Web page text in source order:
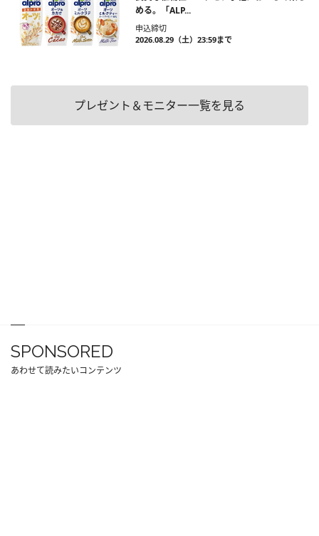
める。「ALP...
申込締切
2026.08.29（土）23:59まで
プレゼント＆モニター一覧を見る
SPONSORED
あわせて読みたいコンテンツ